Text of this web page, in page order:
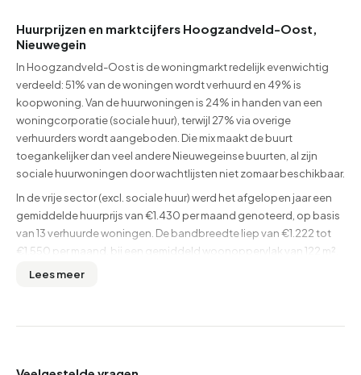
Huurprijzen en marktcijfers Hoogzandveld-Oost,
Nieuwegein
In Hoogzandveld-Oost is de woningmarkt redelijk evenwichtig
verdeeld: 51% van de woningen wordt verhuurd en 49% is
koopwoning. Van de huurwoningen is 24% in handen van een
woningcorporatie (sociale huur), terwijl 27% via overige
verhuurders wordt aangeboden. Die mix maakt de buurt
toegankelijker dan veel andere Nieuwegeinse buurten, al zijn
sociale huurwoningen door wachtlijsten niet zomaar beschikbaar.
In de vrije sector (excl. sociale huur) werd het afgelopen jaar een
gemiddelde huurprijs van €1.430 per maand genoteerd, op basis
van 13 verhuurde woningen. De bandbreedte liep van €1.222 tot
€1.550 per maand, bij een gemiddeld woonoppervlak van 122 m².
Dat komt neer op ongeveer €11,70 per m². De WOZ-waarde in
Lees meer